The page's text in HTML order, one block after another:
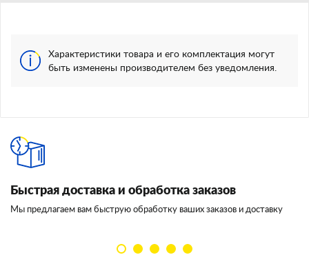
Характеристики товара и его комплектация могут
быть изменены производителем без уведомления.
Быстрая доставка и обработка заказов
Мы предлагаем вам быструю обработку ваших заказов и доставку